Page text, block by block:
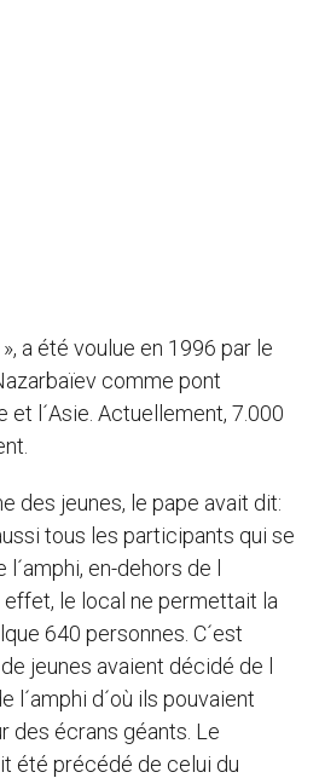
a été voulue en 1996 par le
comme pont
et l´Asie. Actuellement, 7.000
des jeunes, le pape avait dit:
tous les participants qui se
en-dehors de l
effet, le local ne permettait la
640 personnes. C´est
jeunes avaient décidé de l
l´amphi d´où ils pouvaient
des écrans géants. Le
été précédé de celui du